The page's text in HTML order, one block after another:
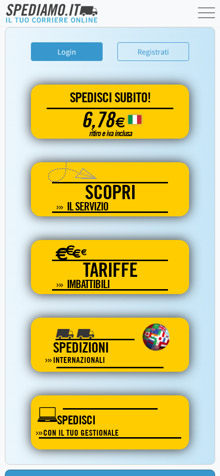
Login Registrati
SPEDISCI SUBITO!
6,78€
ritiro e iva inclusa
SCOPRI
IL SERVIZIO
€€€€
TARIFFE
IMBATTIBILI
SPEDIZIONI
INTERNAZIONALI
SPEDISCI
CON IL TUO GESTIONALE